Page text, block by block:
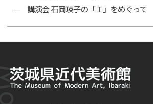
講演会 石岡瑛子の「Ｉ」をめぐって